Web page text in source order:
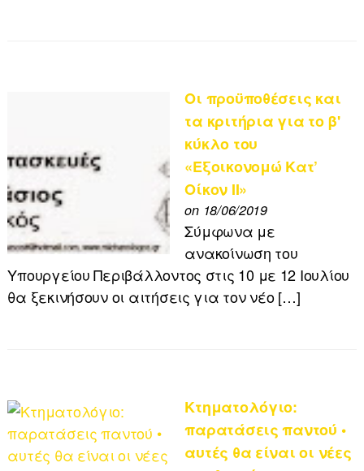
Οι προϋποθέσεις και
τα κριτήρια για το β'
κύκλο του
«Εξοικονομώ Κατ’
Οίκον II»
on 18/06/2019
Σύμφωνα με
ανακοίνωση του
Υπουργείου Περιβάλλοντος στις 10 με 12 Ιουλίου
θα ξεκινήσουν οι αιτήσεις για τον νέο […]
Κτηματολόγιο:
παρατάσεις παντού •
αυτές θα είναι οι νέες